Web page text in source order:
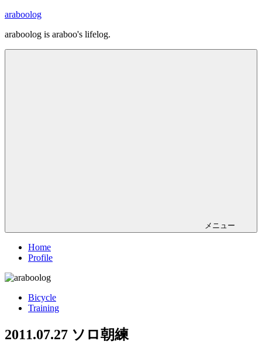
コ
テ
ン
araboolog
araboolog is araboo's lifelog.
メニュー
Home
Profile
Bicycle
Training
2011.07.27 ソロ朝練